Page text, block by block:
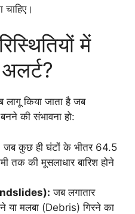
चाहिए।
में
लागू किया जाता है जब
की संभावना हो:
जब कुछ ही घंटों के भीतर 64.5
तक की मूसलाधार बारिश होने
जब लगातार
या मलबा (Debris) गिरने का